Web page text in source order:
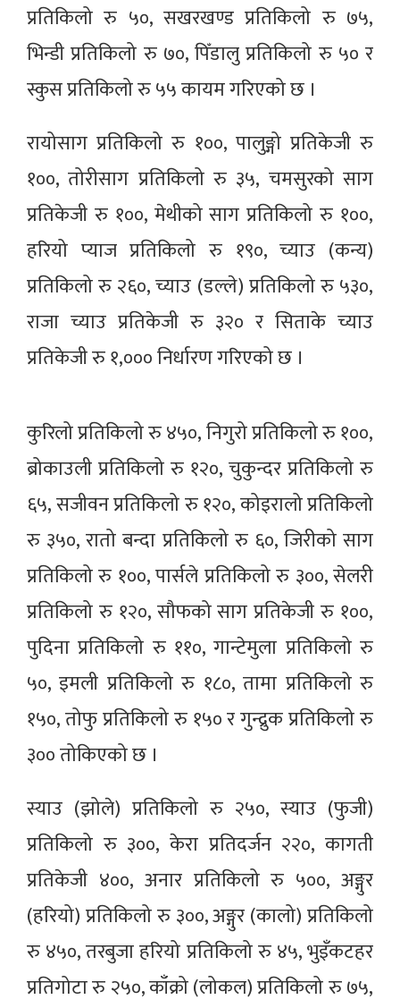
प्रतिकिलो रु ५०, सखरखण्ड प्रतिकिलो रु ७५,
भिन्डी प्रतिकिलो रु ७०, पिँडालु प्रतिकिलो रु ५० र
स्कुस प्रतिकिलो रु ५५ कायम गरिएको छ ।
रायोसाग प्रतिकिलो रु १००, पालुङ्गो प्रतिकेजी रु
१००, तोरीसाग प्रतिकिलो रु ३५, चमसुरको साग
प्रतिकेजी रु १००, मेथीको साग प्रतिकिलो रु १००,
हरियो प्याज प्रतिकिलो रु १९०, च्याउ (कन्य)
प्रतिकिलो रु २६०, च्याउ (डल्ले) प्रतिकिलो रु ५३०,
राजा च्याउ प्रतिकेजी रु ३२० र सिताके च्याउ
प्रतिकेजी रु १,००० निर्धारण गरिएको छ ।
कुरिलो प्रतिकिलो रु ४५०, निगुरो प्रतिकिलो रु १००,
ब्रोकाउली प्रतिकिलो रु १२०, चुकुन्दर प्रतिकिलो रु
६५, सजीवन प्रतिकिलो रु १२०, कोइरालो प्रतिकिलो
रु ३५०, रातो बन्दा प्रतिकिलो रु ६०, जिरीको साग
प्रतिकिलो रु १००, पार्सले प्रतिकिलो रु ३००, सेलरी
प्रतिकिलो रु १२०, सौफको साग प्रतिकेजी रु १००,
पुदिना प्रतिकिलो रु ११०, गान्टेमुला प्रतिकिलो रु
५०, इमली प्रतिकिलो रु १८०, तामा प्रतिकिलो रु
१५०, तोफु प्रतिकिलो रु १५० र गुन्द्रुक प्रतिकिलो रु
३०० तोकिएको छ ।
स्याउ (झोले) प्रतिकिलो रु २५०, स्याउ (फुजी)
प्रतिकिलो रु ३००, केरा प्रतिदर्जन २२०, कागती
प्रतिकेजी ४००, अनार प्रतिकिलो रु ५००, अङ्गुर
(हरियो) प्रतिकिलो रु ३००, अङ्गुर (कालो) प्रतिकिलो
रु ४५०, तरबुजा हरियो प्रतिकिलो रु ४५, भुइँकटहर
प्रतिगोटा रु २५०, काँक्रो (लोकल) प्रतिकिलो रु ७५,